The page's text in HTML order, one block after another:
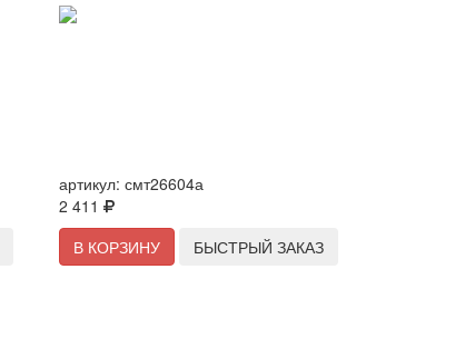
артикул:смт26604а
2 411
В КОРЗИНУ
БЫСТРЫЙ ЗАКАЗ